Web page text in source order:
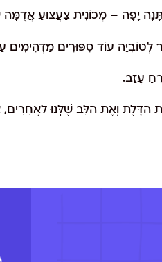
יָפָה – מְכוֹנִית צַעֲצוּעַ אֲדֻמָּה
עוֹד סִפּוּרִים מַדְהִימִים
עָזַב.
וְאֶת הַלֵּב שֶׁלָּנוּ לַאֲחֵרִים,